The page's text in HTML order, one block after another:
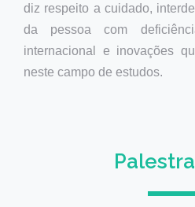
diz respeito a cuidado,
da pessoa com
internacional e inovações
neste campo de estudos.